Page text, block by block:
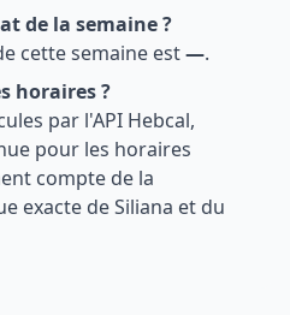
de la semaine ?
cette semaine est—.
horaires ?
par l'API Hebcal,
pour les horaires
compte de la
exacte deSiliana et du